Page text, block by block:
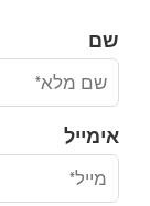
שם
אימייל